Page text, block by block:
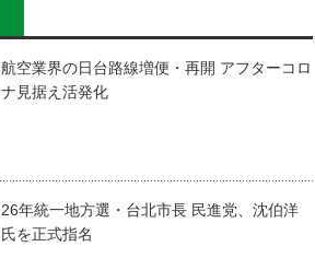
航空業界の日台路線増便・再開 アフターコロ
ナ見据え活発化
26年統一地方選・台北市長 民進党、沈伯洋
氏を正式指名